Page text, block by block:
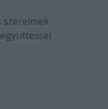
szerelmek